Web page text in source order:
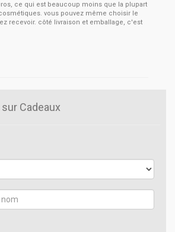
ce qui est beaucoup moins que la plupart
vous pouvez même choisir le
recevoir. côté livraison et emballage, c'est
Cadeaux